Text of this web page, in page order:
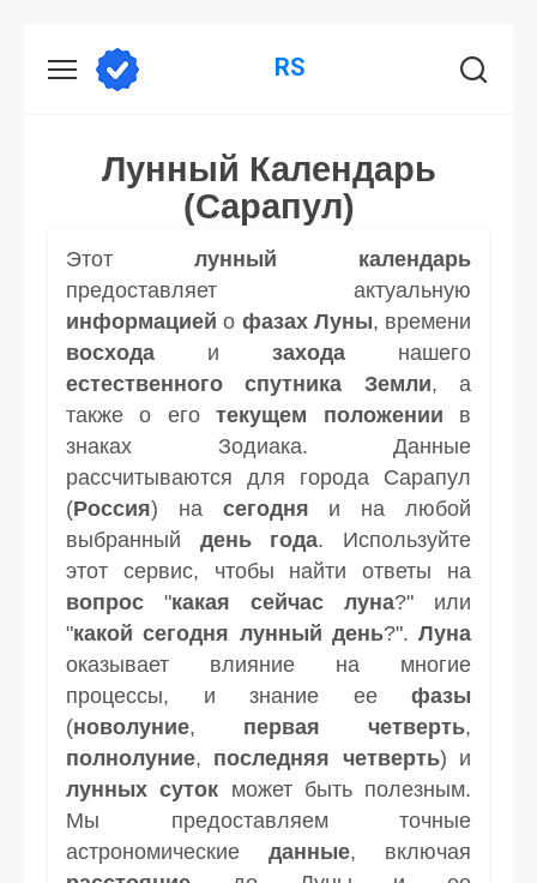
RS
Лунный Календарь
(Сарапул)
Этот лунный календарь
предоставляет актуальную
информацией о фазах Луны, времени
восхода и захода нашего
естественного спутника
Земли, а
также о еготекущем положении в
знаках Зодиака. Данные
рассчитываются для города Сарапул
(Россия) на сегодня и на любой
выбранный день года. Используйте
этот сервис, чтобы найти ответы на
вопрос "какая сейчас луна?" или
"какой сегодня лунный день?". Луна
оказывает влияние на многие
процессы, и знание ее фазы
(новолуние, первая четверть,
полнолуние, последняя четверть) и
лунных суток может быть полезным.
Мы предоставляем точные
астрономические данные, включая